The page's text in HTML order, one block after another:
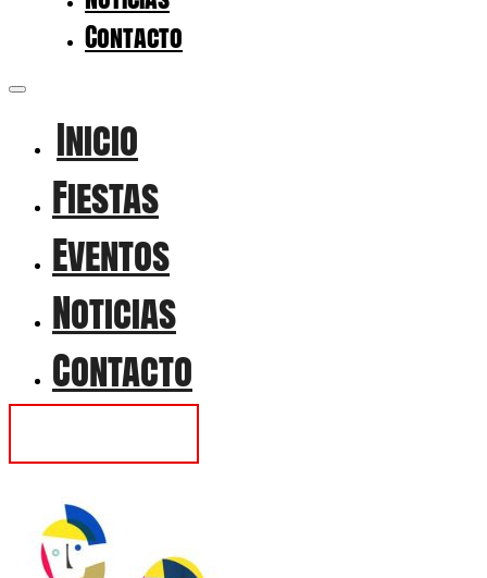
Contacto
Inicio
Fiestas
Eventos
Noticias
Contacto